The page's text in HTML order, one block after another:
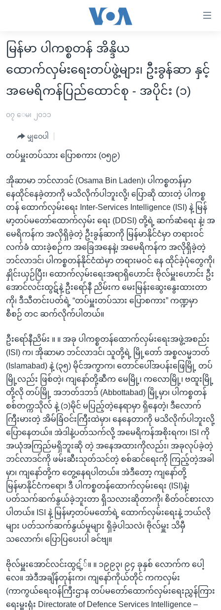
လွယ်ကူ
စေ
Link
များ
အကြောင်းအရာ
သို့
ကြည့်
ရန်
ပင်မ
အ
ညွန်း
စာမျက်နှာ
သို့
ကျော်
ကြည့်
ရန်
ရှာဖွေ
နေရာ
သို့
ကျော်
ရန်
မူလစာမျက်နှာ
မြန်မာ
ကမ္ဘာ့သတင်းများ
အမေရိကန်
တရုတ်
အစ္စရေး-ပါလက်စတိုင်း
သတင်းလွတ်လပ်ခွင့်
ရပ်ဝန်းတခု လမ်းတခု အလွန်
အင်္ဂလိပ်စာလေ့လာမယ်
အမေရိကန်သုံးအီဒီယံ
မကြေးမုံရဲ့ အင်္ဂလိပ်စာ
ရုပ်ရှင်ထဲက အင်္ဂလိပ်စာ
သုတပဒေသာ အင်္ဂလိပ်စာ
အပတ်စဉ်ကဏ္ဍများ
ရေဒီယို
တီဗွီ
ရေဒီယိုနှင့်ရုပ်သံ အချက်အလက်များ
ရေဒီယို/တီဗွီအစီအစဉ်
Learning English
ဗွီအိုအေ လူမှုကွန်ယက်များ
ဘာသာစကားများ
မြန်မာ ပါကစ္စတန် အိန္ဒိယ
ထောက်လှမ်းရေးတပ်ဖွဲ့များ၊ ဦးခွန်ဆာ နှင့်
အမေရိကန်ပြည်ထောင်စု - အပိုင်း (၁)
၀၇ ေမ၊ ၂၀၁၁
မျှဝေပါ
တပ်မှူးတပ်သား ပြောစကား (၀၅၉)
အိုဆာမာ ဘင်လာဒင် (Osama Bin Laden)၊ ပါကစ္စတန်မှာ
နေထိုင်နေခဲ့တာကို မသိလိုက်ပါဘူးလို့၊ ပြောဆို ထားတဲ့ ပါကစ္စ
တန် ထောက်လှမ်းရေး Inter-Services Intelligence (ISI) နဲ့ မြန်
မာ့တပ်မတော်ထောက်လှမ်း ရေး (DDSI) တို့ရဲ့ ဆက်ဆံရေး နဲ့၊ အ
မေရိကန်က အလိုရှိခဲ့တဲ့ ဦးခွန်ဆာကို မြန်မာနိုင်ငံမှာ တရားဝင်
လက်ခံ ထားခဲ့စဉ်က အခြေအနေနဲ့၊ အမေရိကန်က အလိုရှိခဲ့တဲ့
ဘင်လာဒင်၊ ပါကစ္စတန်နိုင်ငံထဲမှာ တရားမဝင် နေ ထိုင်ခဲ့ပုံတွေကို၊
နှိုင်းယှဉ်ပြီး၊ ထောက်လှမ်းရေးအရာရှိဟောင်း ဗိုလ်မှူးဟောင်း ဦး
အောင်လင်းထွဋ်နဲ့ ဦးရော်နီ ညိမ်းက မေးမြန်းဆွေးနွေးထားတာ
ကို၊ ဒီသီတင်းပတ်ရဲ့ “တပ်မှူးတပ်သား ပြောစကား” ကဏ္ဍမှာ
စီစဉ် တင ဆက်လိုက်ပါတယ်။
ဦးရော်နီညိမ်း ။ ။ အခု ပါကစ္စတန်ထောက်လှမ်းရေးအဖွဲ့အစည်း
(ISI) က၊ အိုဆာမာ ဘင်လာဒင်၊ သူတို့ရဲ့ မြို့တော် အစ္စလမ္မဘတ်
(Islamabad) နဲ့ (၃၅) မိုင်အကွာက၊ တောင်ပေါ်အပန်းဖြေမြို့ တပ်
မြို့လည်း ဖြစ်တဲ့၊ ကျနော်တို့ဆီက မေမြို့၊ ကလောမြို့၊ ဗထူးမြို့
တို့လို တပ်မြို့ အဘတ်ဒဘဒ် (Abbottabad) မြို့မှာ၊ ပါကစ္စတန်
စစ်တက္ကသိုလ် နဲ့ (၁)မိုင် မပြည့်တဲ့နေရာမှာ ရှိနေတဲ့၊ ဒီလောက်
ကြီးမားတဲ့ အိမ်ခြံဝင်းကြီးထဲမှာ၊ နေနေတာကို မသိလိုက်ပါဘူးလို့
ပြောနေတယ်။ အဲဒါနဲ့ပတ်သက်လို့ အမေရိကန်အစိုးရက၊ ISI ကို
အယုံအကြည်မရှိဘူးဆို တဲ့ အနေအထားကိုလည်း၊ အခုလုပ်ခဲ့တဲ့
ဘင်လာဒင်ကို ဖမ်းဆီးသုတ်သင်တဲ့ စစ်ဆင်ရေးကို ကြည့်တဲ့အခါ
မှာ၊ ကျနော်တို့က တွေ့နေရပါတယ်။ အဲဒီတော့ ကျနော်တို့
မြန်မာနိုင်ငံကရော၊ ဒီ ပါကစ္စတန်ထောက်လှမ်းရေး (ISI)နဲ့၊
ပတ်သက်ဆက်နွယ်ခဲ့ဘူးတာ ရှိသလားဆိုတာကို၊ စိတ်ဝင်စားလာ
ပါတယ်။ ISI နဲ့ မြန်မာ့တပ်မတော်ရဲ့ ထောက်လှမ်းရေးနဲ့ ဘယ်လို
များ ပတ်သက်ဆက်နွယ်မှုများ ရှိခဲ့ပါသလဲ၊ ဗိုလ်မှူး သိမှီ
သလောက်၊ ပြောပြပေးပါ ခင်ဗျ။
ဗိုလ်မှူးအောင်လင်းထွဋ့််။ ။ ၁၉၉၃၊ ၉၄ ခုနှစ် လောက်က ပေါ့
လေ။ အဲဒီအချိန်တုန်းက၊ ကျနော်ကိုယ်တိုင် ကကလှမ်း
(ကာကွယ်ရေးဝန်ကြီးဌာန တပ်မတော်ထောက်လှမ်းရေးညွှန်ကြား
ရေးမှူးရုံး Directorate of Defence Services Intelligence –